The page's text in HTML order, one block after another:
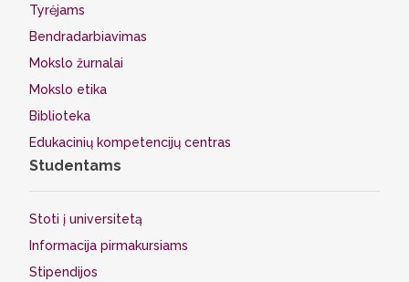
Tyrėjams
Bendradarbiavimas
Mokslo žurnalai
Mokslo etika
Biblioteka
Edukacinių kompetencijų centras
Studentams
Stoti į universitetą
Informacija pirmakursiams
Stipendijos